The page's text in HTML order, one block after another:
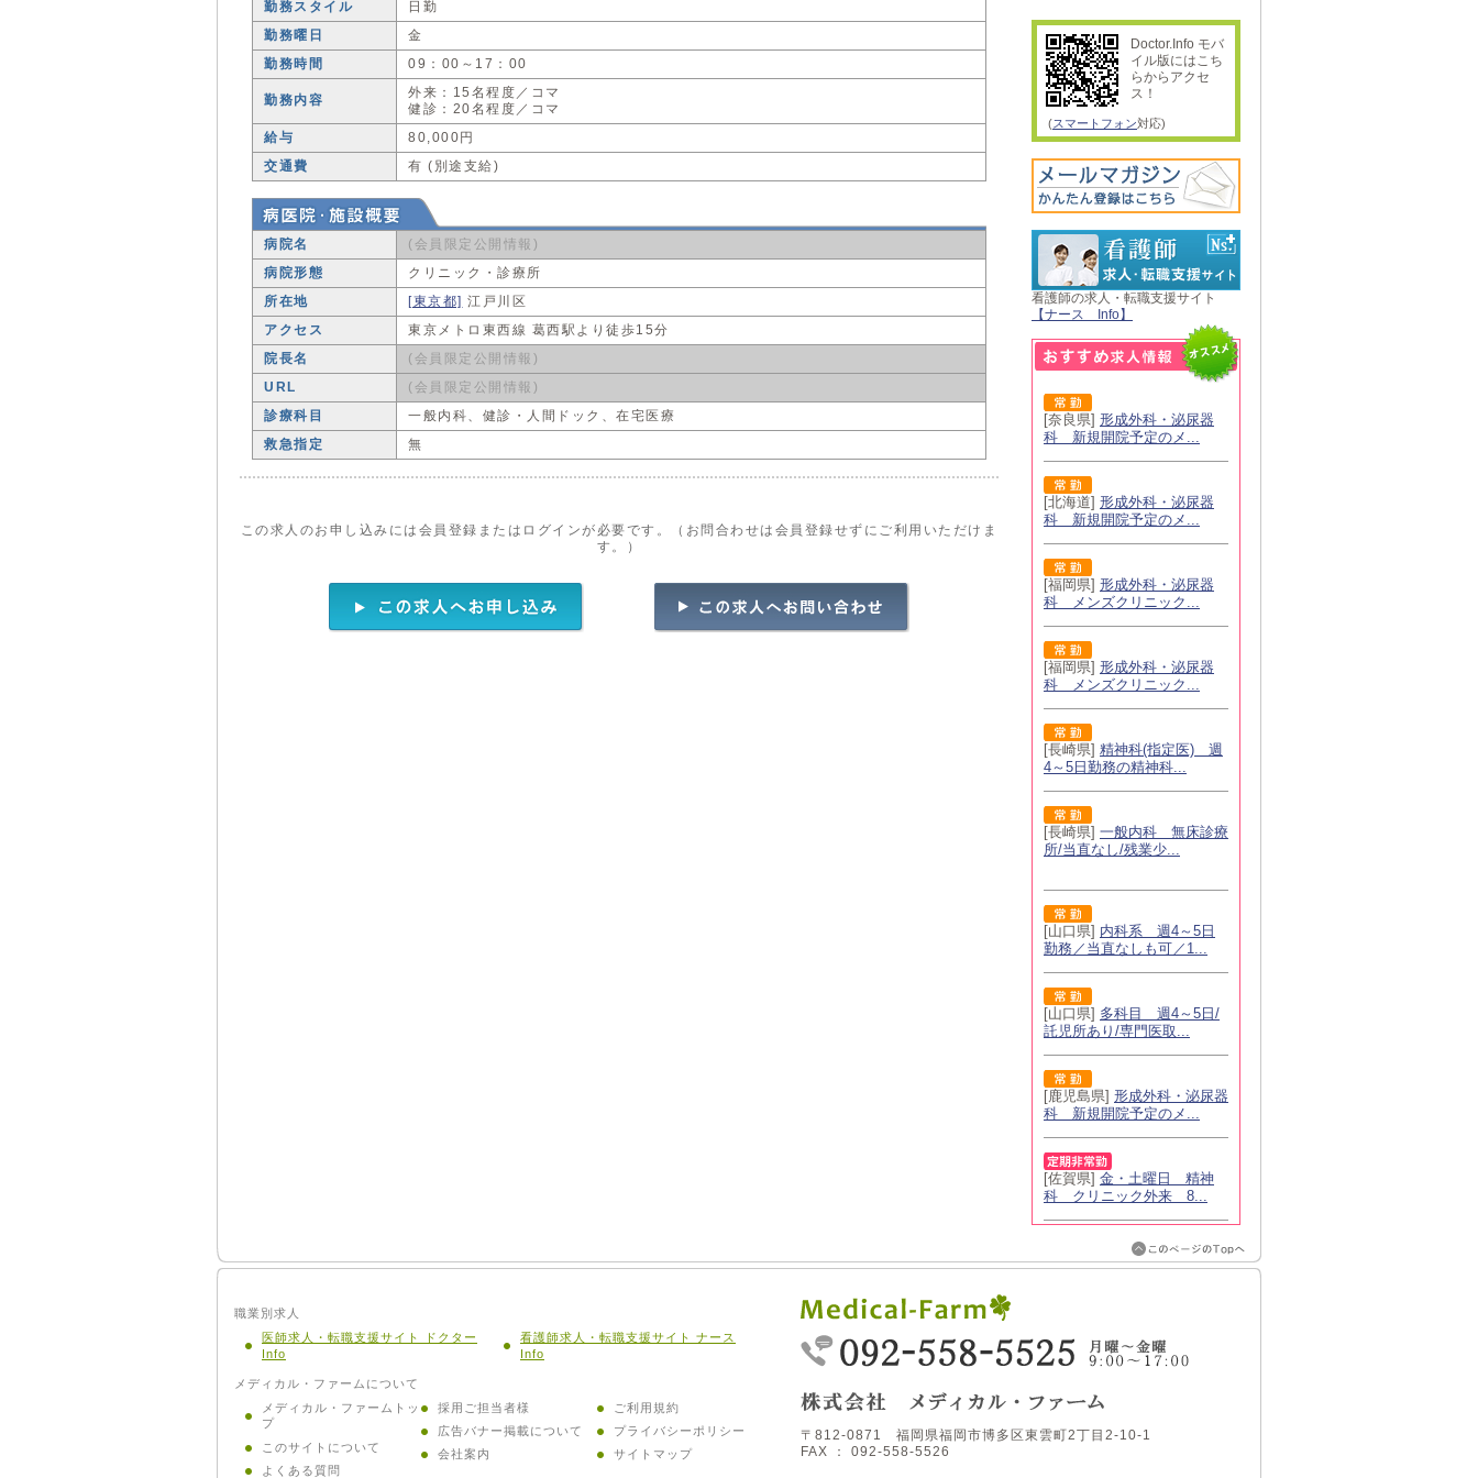
勤務スタイル
日勤
勤務曜日
金
勤務時間
09：00～17：00
勤務内容
外来：15名程度／コマ
健診：20名程度／コマ
給与
80,000円
交通費
有 (別途支給)
病院名
(会員限定公開情報)
病院形態
クリニック・診療所
所在地
[東京都] 江戸川区
アクセス
東京メトロ東西線 葛西駅より徒歩15分
院長名
(会員限定公開情報)
URL
(会員限定公開情報)
診療科目
一般内科、健診・人間ドック、在宅医療
救急指定
無
この求人のお申し込みには会員登録またはログインが必要です。（お問合わせは会員登録せずにご利用いただけま
す。）
Doctor.Info モバ
イル版にはこち
らからアクセ
ス！
(スマートフォン対応)
看護師の求人・転職支援サイト
【ナース Info】
[奈良県] 形成外科・泌尿器
科 新規開院予定のメ...
[北海道] 形成外科・泌尿器
科 新規開院予定のメ...
[福岡県] 形成外科・泌尿器
科 メンズクリニック...
[福岡県] 形成外科・泌尿器
科 メンズクリニック...
[長崎県] 精神科(指定医) 週
4～5日勤務の精神科...
[長崎県] 一般内科 無床診療
所/当直なし/残業少...
[山口県] 内科系 週4～5日
勤務／当直なしも可／1...
[山口県] 多科目 週4～5日/
託児所あり/専門医取...
[鹿児島県] 形成外科・泌尿器
科 新規開院予定のメ...
[佐賀県] 金・土曜日 精神
科 クリニック外来 8...
職業別求人
医師求人・転職支援サイト ドクター
Info
看護師求人・転職支援サイト ナース
Info
メディカル・ファームについて
メディカル・ファームトッ
プ
このサイトについて
よくある質問
採用ご担当者様
広告バナー掲載について
会社案内
ご利用規約
プライバシーポリシー
サイトマップ
〒812-0871 福岡県福岡市博多区東雲町2丁目2-10-1
FAX ： 092-558-5526